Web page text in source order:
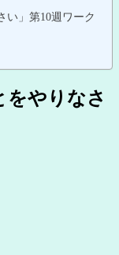
い」第10週ワーク
をやりなさ